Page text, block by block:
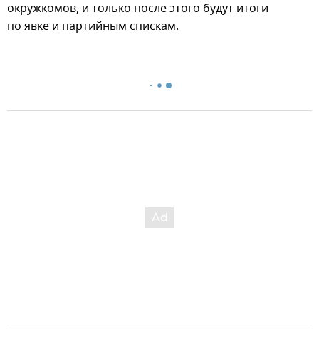
окружкомов, и только после этого будут итоги
по явке и партийным спискам.